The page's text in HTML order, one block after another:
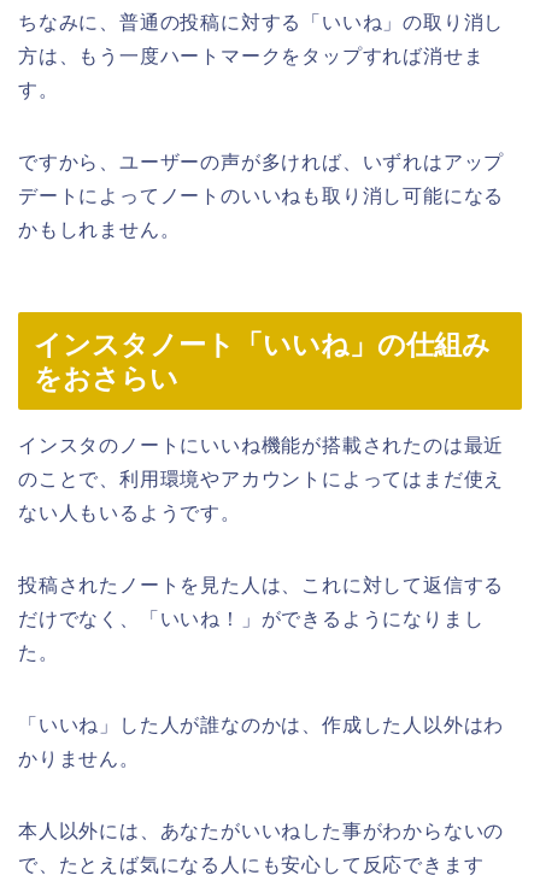
ちなみに、普通の投稿に対する「いいね」の取り消し
方は、もう一度ハートマークをタップすれば消せま
す。
ですから、ユーザーの声が多ければ、いずれはアップ
デートによってノートのいいねも取り消し可能になる
かもしれません。
インスタノート「いいね」の仕組み
をおさらい
インスタのノートにいいね機能が搭載されたのは最近
のことで、利用環境やアカウントによってはまだ使え
ない人もいるようです。
投稿されたノートを見た人は、これに対して返信する
だけでなく、「いいね！」ができるようになりまし
た。
「いいね」した人が誰なのかは、作成した人以外はわ
かりません。
本人以外には、あなたがいいねした事がわからないの
で、たとえば気になる人にも安心して反応できます